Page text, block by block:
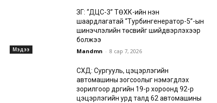
Мэдээ
ЗГ: “ДЦС-3” ТӨХК-ийн нэн
шаардлагатай “Турбингенератор-5”-ын
шинэчлэлийн төсвийг шийдвэрлэхээр
болжээ
Mandmn - 8 сар 7, 2026
СХД: Сургууль, цэцэрлэгийн
автомашины зогсоолыг нэмэгдүүлэх
зорилгоор дүүргийн 19-р хороонд 92-р
цэцэрлэгийн урд талд 62 автомашины